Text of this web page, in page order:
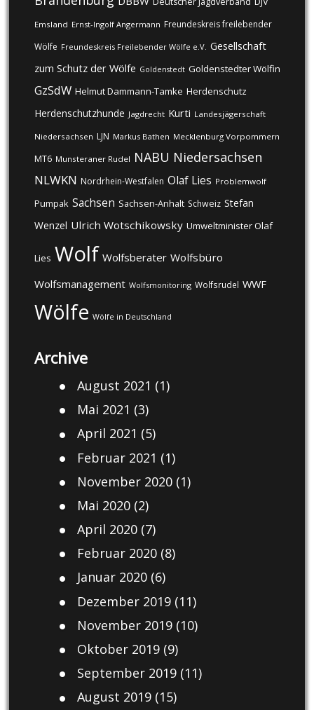
Emsland Ernst-Ingolf Angermann Freundeskreis freilebender
Wölfe Freundeskreis Freilebender Wölfe e.V. Gesellschaft
zum Schutz der Wölfe Goldenstedt Goldenstedter Wölfin
GzSdW Helmut Dammann-Tamke Herdenschutz
Herdenschutzhunde Jagdrecht Kurti Landesjägerschaft
Niedersachsen LJN Markus Bathen Mecklenburg Vorpommern
MT6 Munsteraner Rudel NABU Niedersachsen
NLWKN Nordrhein-Westfalen Olaf Lies Problemwolf
Pumpak Sachsen Sachsen-Anhalt Schweiz Stefan
Wenzel Ulrich Wotschikowsky Umweltminister Olaf
Lies Wolf Wolfsberater Wolfsbüro
Wolfsmanagement Wolfsmonitoring Wolfsrudel WWF
Wölfe Wölfe in Deutschland
Archive
August 2021 (1)
Mai 2021 (3)
April 2021 (5)
Februar 2021 (1)
November 2020(1)
Mai 2020(2)
April 2020(7)
Februar 2020(8)
Januar 2020(6)
Dezember 2019(11)
November 2019(10)
Oktober 2019(9)
September 2019(11)
August 2019(15)